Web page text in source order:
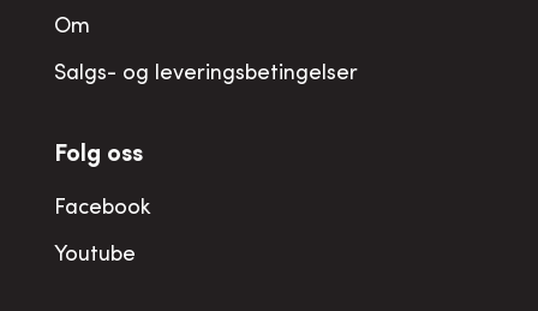
Om
Salgs- og leveringsbetingelser
Folg oss
Facebook
Youtube